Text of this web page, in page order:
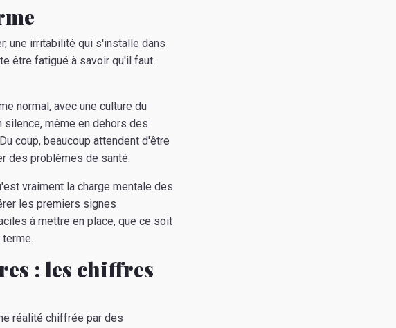
une irritabilité qui s'installe dans
être fatigué à savoir qu'il faut
normal, avec une culture du
même en dehors des
coup, beaucoup attendent d'être
des problèmes de santé.
vraiment la charge mentale des
les premiers signes
à mettre en place, que ce soit
: les chiffres
réalité chiffrée par des